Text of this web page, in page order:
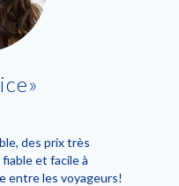
des prix très
et facile à
entre les voyageurs!